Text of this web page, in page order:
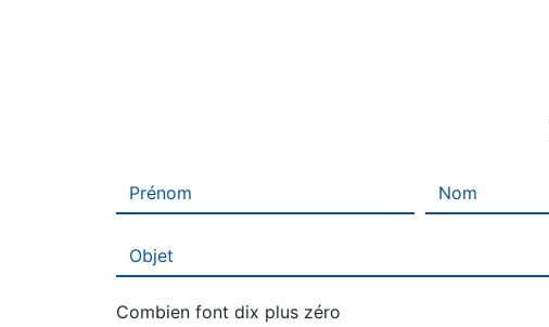
Combien font dix plus zéro